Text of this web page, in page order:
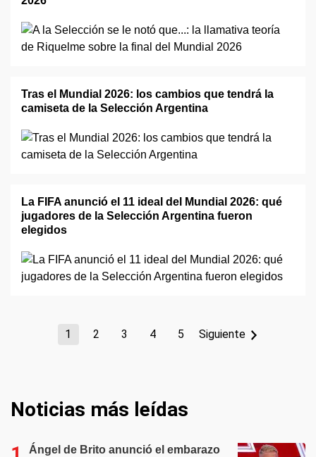
Tras el Mundial 2026: los cambios que tendrá la
camiseta de la Selección Argentina
La FIFA anunció el 11 ideal del Mundial 2026: qué
jugadores de la Selección Argentina fueron
elegidos
1 2 3 4 5 Siguiente
Noticias más leídas
Ángel de Brito anunció el embarazo